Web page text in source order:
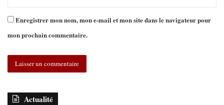
Enregistrer mon nom, mon e-mail et mon site dans le navigateur pour
mon prochain commentaire.
Actualité